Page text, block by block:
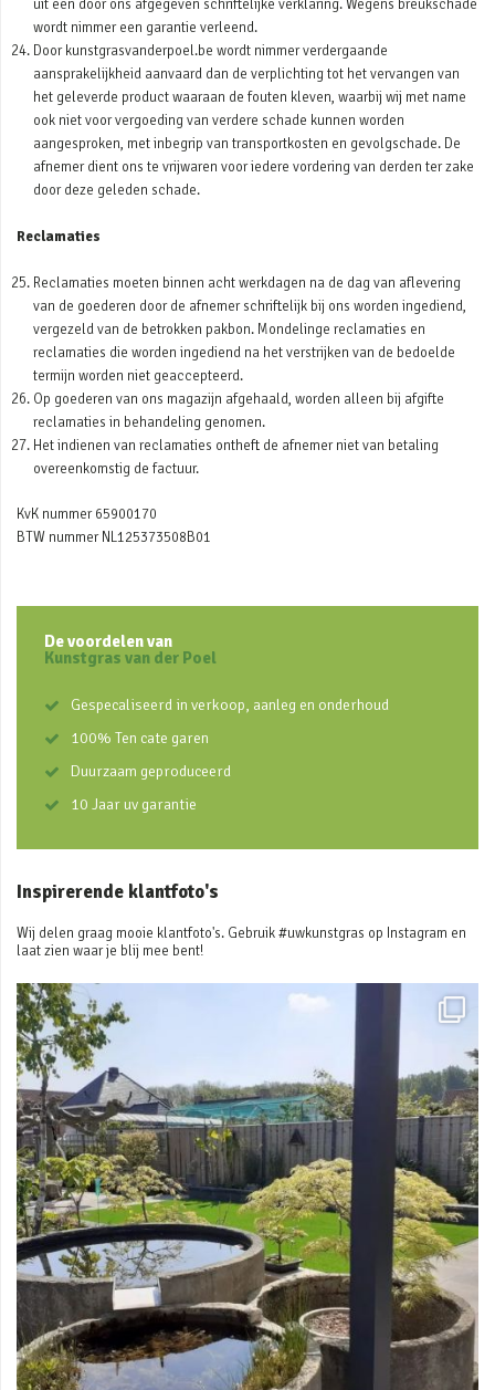
uit een door ons afgegeven schriftelijke verklaring. Wegens breukschade
wordt nimmer een garantie verleend.
Door kunstgrasvanderpoel.be wordt nimmer verdergaande
aansprakelijkheid aanvaard dan de verplichting tot het vervangen van
het geleverde product waaraan de fouten kleven, waarbij wij met name
ook niet voor vergoeding van verdere schade kunnen worden
aangesproken, met inbegrip van transportkosten en gevolgschade. De
afnemer dient ons te vrijwaren voor iedere vordering van derden ter zake
door deze geleden schade.
Reclamaties
Reclamaties moeten binnen acht werkdagen na de dag van aflevering
van de goederen door de afnemer schriftelijk bij ons worden ingediend,
vergezeld van de betrokken pakbon. Mondelinge reclamaties en
reclamaties die worden ingediend na het verstrijken van de bedoelde
termijn worden niet geaccepteerd.
Op goederen van ons magazijn afgehaald, worden alleen bij afgifte
reclamaties in behandeling genomen.
Het indienen van reclamaties ontheft de afnemer niet van betaling
overeenkomstig de factuur.
KvK nummer 65900170
BTW nummer NL125373508B01
De voordelen van
Kunstgras van der Poel
Gespecaliseerd in verkoop, aanleg en onderhoud
100% Ten cate garen
Duurzaam geproduceerd
10 Jaar uv garantie
Inspirerende klantfoto's
Wij delen graag mooie klantfoto's. Gebruik #uwkunstgras op Instagram en
laat zien waar je blij mee bent!